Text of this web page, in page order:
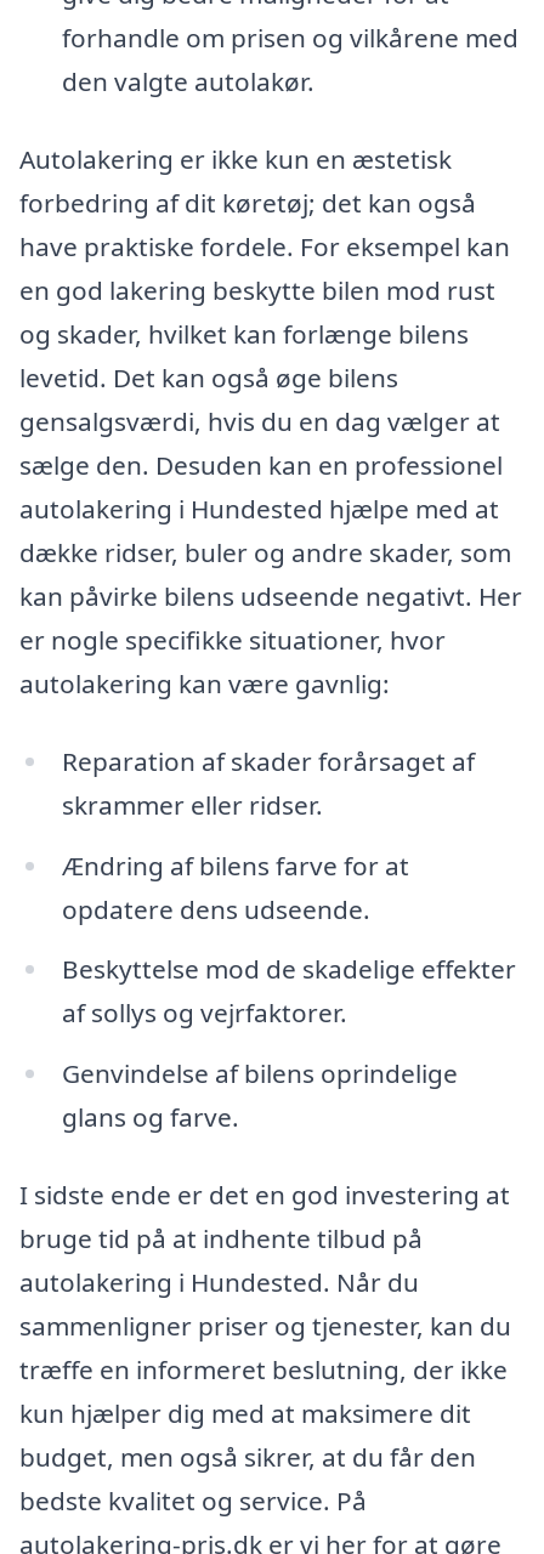
forhandle om prisen og vilkårene med
den valgte autolakør.
Autolakering er ikke kun en æstetisk
forbedring af dit køretøj; det kan også
have praktiske fordele. For eksempel kan
en god lakering beskytte bilen mod rust
og skader, hvilket kan forlænge bilens
levetid. Det kan også øge bilens
gensalgsværdi, hvis du en dag vælger at
sælge den. Desuden kan en professionel
autolakering i Hundested hjælpe med at
dække ridser, buler og andre skader, som
kan påvirke bilens udseende negativt. Her
er nogle specifikke situationer, hvor
autolakering kan være gavnlig:
Reparation af skader forårsaget af
skrammer eller ridser.
Ændring af bilens farve for at
opdatere dens udseende.
Beskyttelse mod de skadelige effekter
af sollys og vejrfaktorer.
Genvindelse af bilens oprindelige
glans og farve.
I sidste ende er det en god investering at
bruge tid på at indhente tilbud på
autolakering i Hundested. Når du
sammenligner priser og tjenester, kan du
træffe en informeret beslutning, der ikke
kun hjælper dig med at maksimere dit
budget, men også sikrer, at du får den
bedste kvalitet og service. På
autolakering-pris.dk er vi her for at gøre